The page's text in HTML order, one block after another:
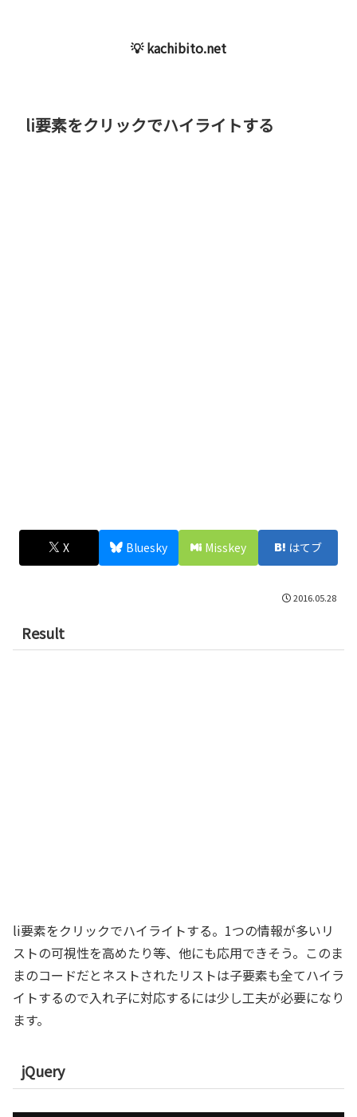
💡 kachibito.net
li要素をクリックでハイライトする
X Bluesky Misskey はてブ
2016.05.28
Result
li要素をクリックでハイライトする。1つの情報が多いリ
ストの可視性を高めたり等、他にも応用できそう。このま
まのコードだとネストされたリストは子要素も全てハイラ
イトするので入れ子に対応するには少し工夫が必要になり
ます。
jQuery